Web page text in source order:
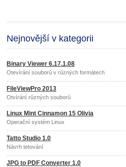
Nejnovější v kategorii
Binary Viewer 6.17.1.08
Otevírání souborů v různých formátech
FileViewPro 2013
Otvírání různých souborů
Linux Mint Cinnamon 15 Olivia
Operační systém Linux
Tatto Studio 1.0
Návrh tetování
JPG to PDF Converter 1.0